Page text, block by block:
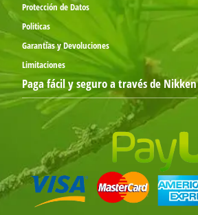
Protección de Datos
Politicas
Garantías y Devoluciones
Limitaciones
Paga fácil y seguro a través de Nikken